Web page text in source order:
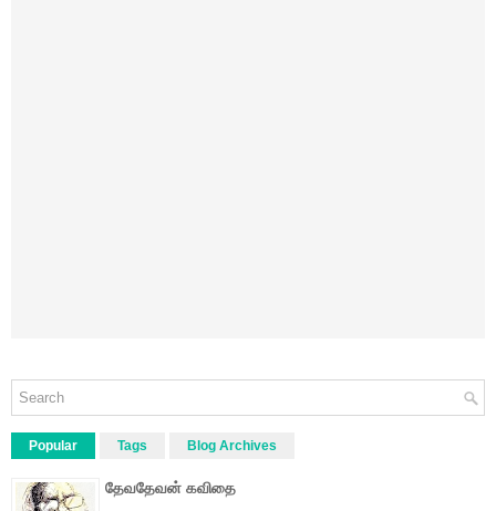
Popular Tags Blog Archives
தேவதேவன் கவிதை